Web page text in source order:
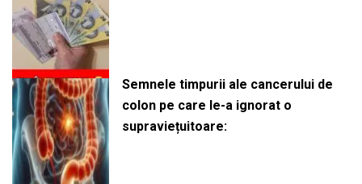
Semnele timpurii ale cancerului de
colon pe care le-a ignorat o
supraviețuitoare: